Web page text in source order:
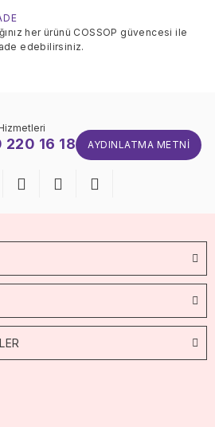
her ürünü COSSOP güvencesi ile
edebilirsiniz.
16 18 AYDINLATMA METNI